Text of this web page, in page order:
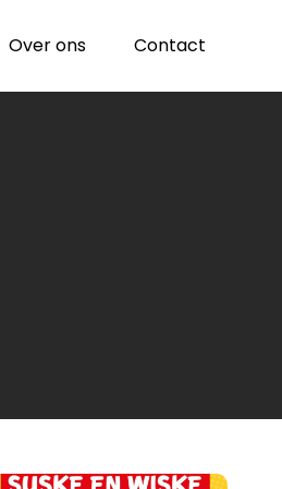
Over ons Contact